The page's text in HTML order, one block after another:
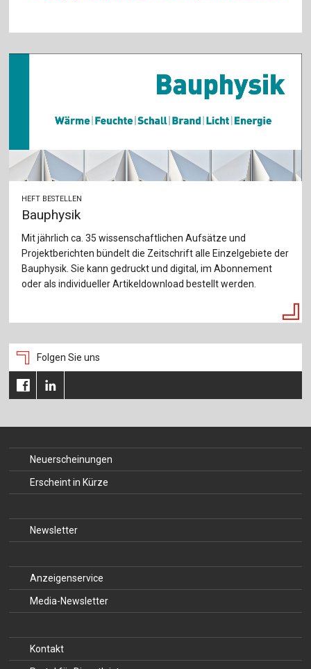
HEFT BESTELLEN
Bauphysik
Mit jährlich ca. 35 wissenschaftlichen Aufsätze und
Projektberichten bündelt die Zeitschrift alle Einzelgebiete der
Bauphysik. Sie kann gedruckt und digital, im Abonnement
oder als individueller Artikeldownload bestellt werden.
Folgen Sie uns
Neuerscheinungen
Erscheint in Kürze
Newsletter
Anzeigenservice
Media-Newsletter
Kontakt